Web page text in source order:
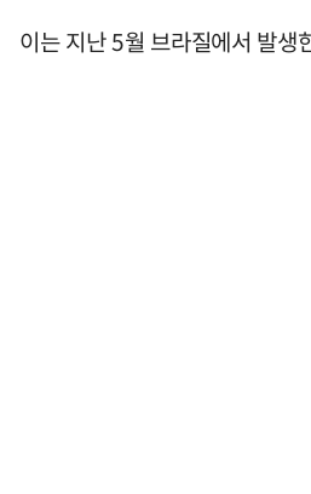
이는 지난 5월 브라질에서 발생